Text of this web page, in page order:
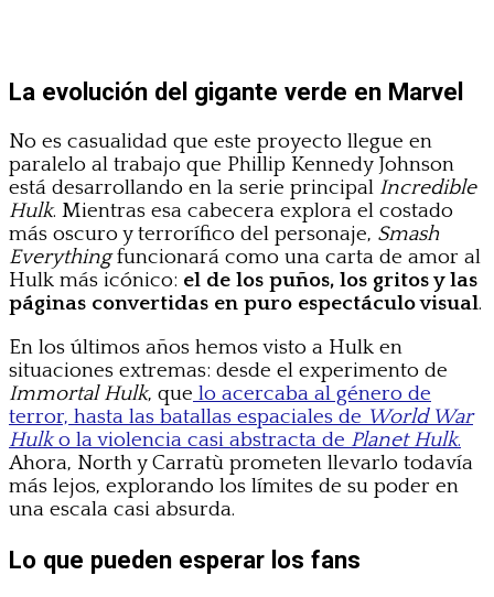
La evolución del gigante verde en Marvel
No es casualidad que este proyecto llegue en
paralelo al trabajo que Phillip Kennedy Johnson
está desarrollando en la serie principal Incredible
Hulk. Mientras esa cabecera explora el costado
más oscuro y terrorífico del personaje, Smash
Everythingfuncionará como una carta de amor al
Hulk más icónico: el de los puños, los gritos y las
páginas convertidas en puro espectáculo visual.
En los últimos años hemos visto a Hulk en
situaciones extremas: desde el experimento de
Immortal Hulk, que lo acercaba al género de
terror, hasta las batallas espaciales de World War
Hulko la violencia casi abstracta de Planet Hulk.
Ahora, North y Carratù prometen llevarlo todavía
más lejos, explorando los límites de su poder en
una escala casi absurda.
Lo que pueden esperar los fans